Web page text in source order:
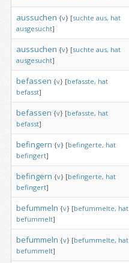
aussuchen {v} [suchte aus, hat
ausgesucht]
aussuchen {v} [suchte aus, hat
ausgesucht]
befassen {v} [befasste, hat
befasst]
befassen {v} [befasste, hat
befasst]
befingern {v} [befingerte, hat
befingert]
befingern {v} [befingerte, hat
befingert]
befummeln {v} [befummelte, hat
befummelt]
befummeln {v} [befummelte, hat
befummelt]